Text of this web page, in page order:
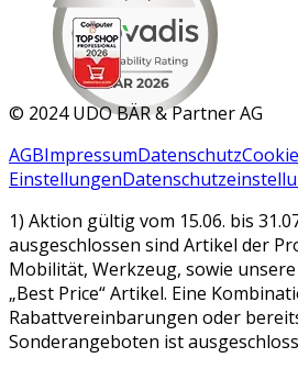
MAR 2026
© 2024 UDO BÄR & Partner AG
AGBImpressumDatenschutz
Einstellungen
1) Aktion gültig vom 15.06. bis
ausgeschlossen sind Artikel der
Mobilität, Werkzeug, sowie
„Best Price“ Artikel. Eine
Rabattvereinbarungen oder
Sonderangeboten ist